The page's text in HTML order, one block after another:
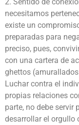
necesitamos
existe un
preparadas para
preciso, pues,
con una cartera de
ghettos
Luchar contra el
propias relaciones
parte, no debe servir
desarrollar el orgullo